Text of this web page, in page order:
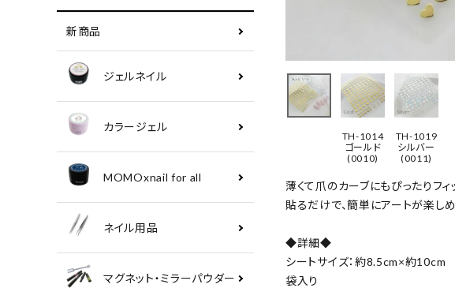
新商品
ジェルネイル
カラージェル
MOMOxnail for all
ネイル用品
マグネット・ミラーパウダー
TH-1014
ゴールド
(0010)
TH-1019
シルバー
(0011)
薄くて爪のカーブにもぴったりフィ
貼るだけで、簡単にアートが楽しめ
◆詳細◆
シートサイズ：約8.5cm×約10cm
袋入り